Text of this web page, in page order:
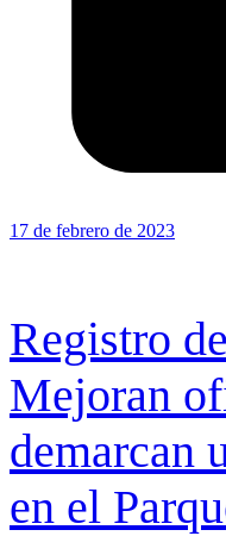
17 de febrero de 2023
Registro
Mejoran
demarcan
en el